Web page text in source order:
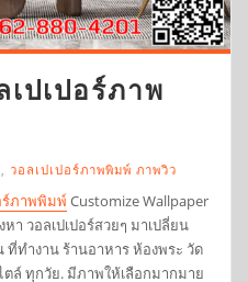
ปเปอร์ภาพ
วอลเปเปอร์ภาพพิมพ์ ภาพวิว
ร์ภาพพิมพ์Customize Wallpaper
า วอลเปเปอร์สวยๆ มาเปลี่ยน
ที่ทำงาน ร้านอาหาร ห้องพระ วัด
ล์ ทุกวัย. มีภาพให้เลือกมากมาย